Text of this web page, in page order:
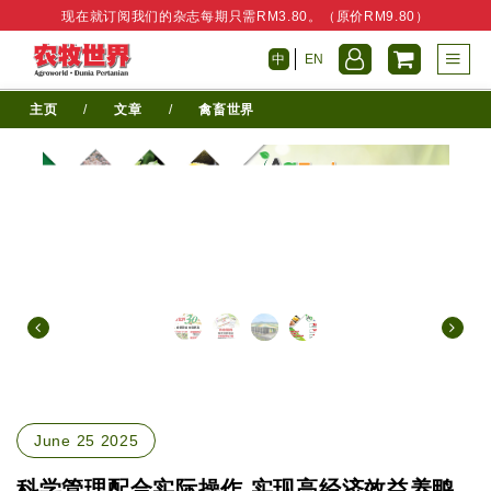
现在就订阅我们的杂志每期只需RM3.80。（原价RM9.80）
中 EN
主页 / 文章 / 禽畜世界
June 25 2025